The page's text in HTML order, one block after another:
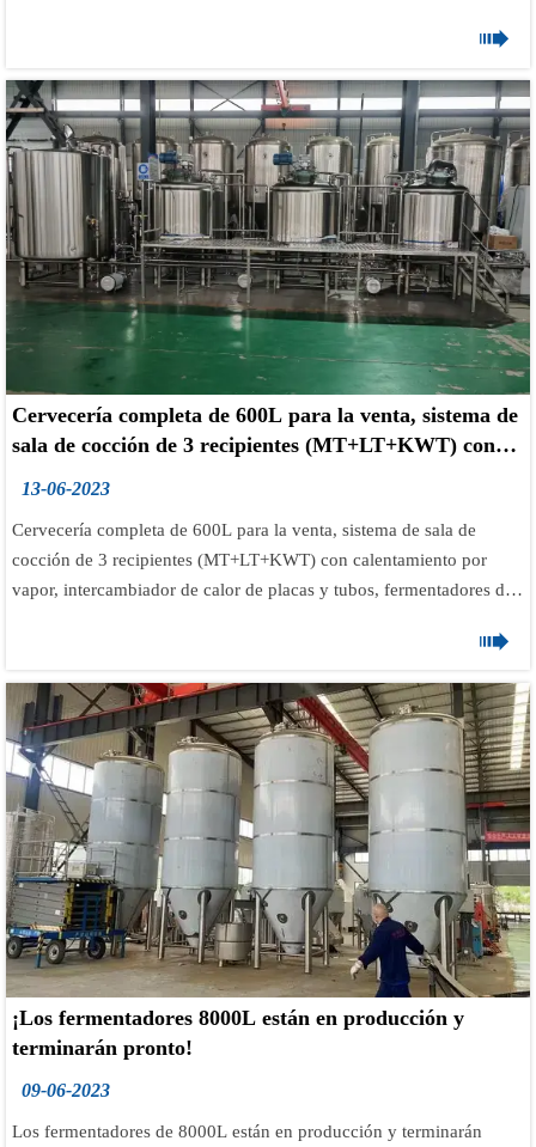

Cervecería completa de 600L para la venta, sistema de
sala de cocción de 3 recipientes (MT+LT+KWT) con
13-06-2023
Cervecería completa de 600L para la venta, sistema de sala de
cocción de 3 recipientes (MT+LT+KWT) con calentamiento por
vapor, intercambiador de calor de placas y tubos, fermentadores de
Correo electrónico: información @tonsenbrewi.com
#brewerywork #irelandbrewery #norwaybrewery #belgiumbrewery
#belgiumcraftbeer #germanbrewery
#swisscraftbeer #brewery #beerfactory #beer #beerlover
#breweryequipment #beerbrewing #brewcrew #Brewers
#brewhouse #brasserie #brouwerij #browar #brauerei #pivovar
#biere #bier #brassage

¡Los fermentadores 8000L están en producción y
terminarán pronto!
09-06-2023
Los fermentadores de 8000L están en producción y terminarán